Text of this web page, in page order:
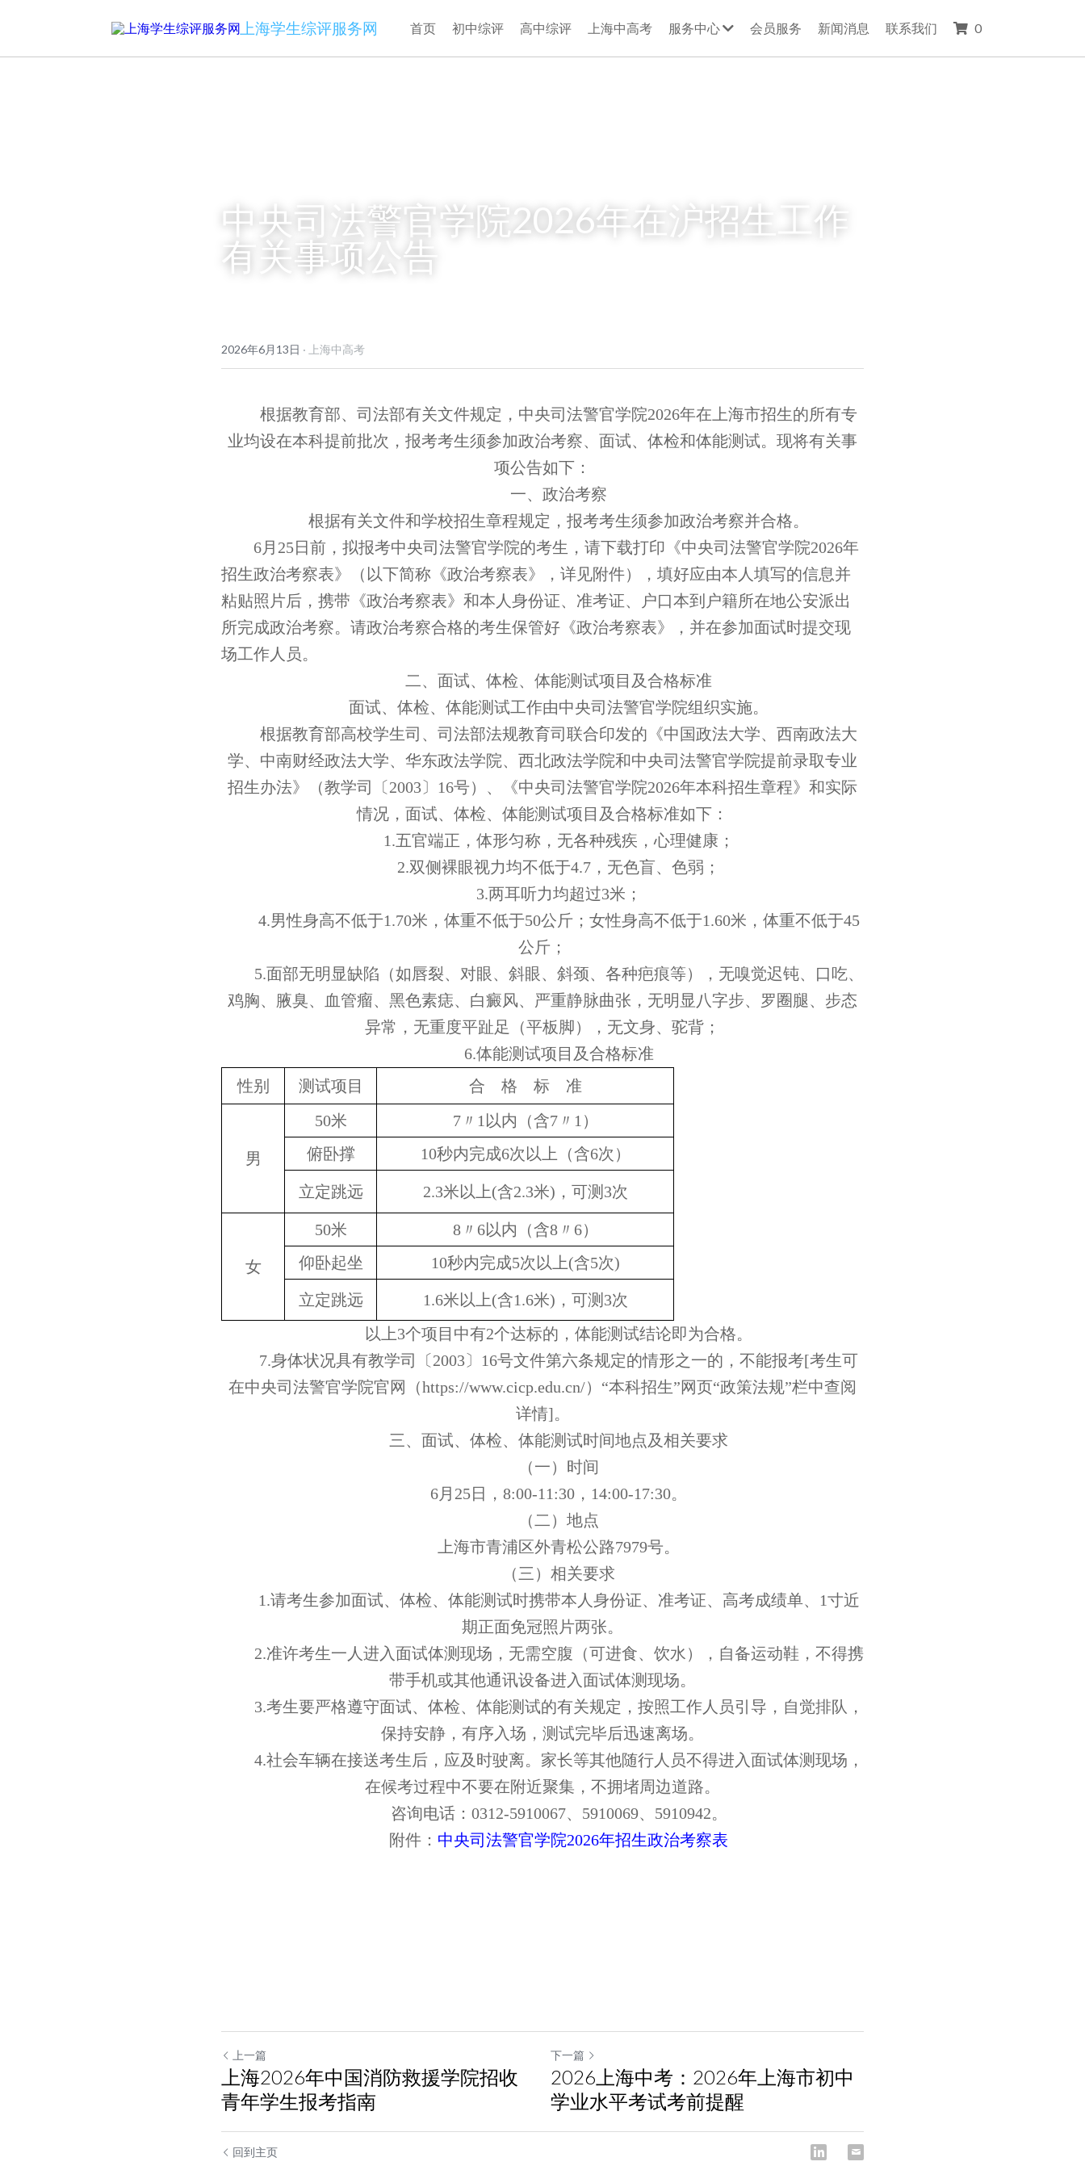
上海学生综评服务网 首页 初中综评 高中综评 上海中高考 服务中心 会员服务 新闻消息 联系我们 0
中央司法警官学院2026年在沪招生工作
有关事项公告
2026年6月13日 · 上海中高考
根据教育部、司法部有关文件规定，中央司法警官学院2026年在上海市招生的所有专
业均设在本科提前批次，报考考生须参加政治考察、面试、体检和体能测试。现将有关事
项公告如下：
一、政治考察
根据有关文件和学校招生章程规定，报考考生须参加政治考察并合格。
6月25日前 ，拟报考中央司法警官学院的考生，请下载打印《中央司法警官学院2026年
招生政治考察表》（以下简称《政治考察表》，详见附件），填好应由本人填写的信息并
粘贴照片后，携带《政治考察表》和本人身份证、准考证、户口本到户籍所在地公安派出
所完成政治考察。请政治考察合格的考生保管好《政治考察表》，并在参加面试时提交现
场工作人员。
二、 面试、体检、体能测试项目及合格标准
面试、体检、体能测试工作由中央司法警官学院组织实施。
根据教育部高校学生司、司法部法规教育司联合印发的《中国政法大学、西南政法大
学、中南财经政法大学、华东政法学院、西北政法学院和中央司法警官学院提前录取专业
招生办法》（教学司
〔 2003〕 16号）、《中央司法警官学院2026年本科招生章程》和实际
情况，面试、体检、体能测试项目及合格标准如下：
1.五官端正，体形匀称，无各种残疾，心理健康；
2.双侧裸眼视力均不低于4.7，无色盲、色弱；
3.两耳听力均超过3米；
4.男性身高不低于1.70米，体重不低于50公斤；女性身高不低于1.60米，体重不低于45
公斤；
5.面部无明显缺陷（如唇裂、对眼、斜眼、斜颈、各种疤痕等），无嗅觉迟钝、口吃、
鸡胸、腋臭、血管瘤、黑色素痣、白癜风、严重静脉曲张，无明显八字步、罗圈腿、步态
异常，无重度平趾足（平板脚），无文身、驼背；
6.体能测试项目及合格标准
性别
测试项目 合 格 标 准
男
50米
7〃1以内（含7〃1）
俯卧撑
10秒内完成6次以上（含6次）
立定跳远 2.3米以上(含2.3米)，可测3次
女
50米
8〃6以内（含8〃6）
仰卧起坐
10秒内完成5次以上(含5次)
立定跳远
1.6米以上(含1.6米)，可测3次
以上3个项目中有2个达标的，体能测试结论即为合格。
7.身体状况具有教学司
〔 2003〕 16号文件第六条规定的情形之一的，不能报考[考生可
在中央司法警官学院官网（https://www.cicp.edu.cn/） “本科招生”网页“政策法规”栏中查阅
详情]。
三、面试、体检、体能测试时间地点及相关要求
（一）时间
6月25日，8:00-11:30，14:00-17:30。
（二）地点
上海市青浦区外青松公路7979号。
（三）相关要求
1.请考生参加面试、体检、体能测试时携带本人身份证、准考证、高考成绩单、
1寸近
期正面免冠照片两张。
2.准许考生一人进入面试体测现场，无需空腹（可进食、饮水），自备运动鞋，不得携
带手机或其他通讯设备进入面试体测现场。
3.考生要严格遵守面试、体检、体能测试的有关规定，按照工作人员引导，自觉排队，
保持安静，有序入场，测试完毕后迅速离场。
4.社会车辆在接送考生后，应及时驶离。家长等其他随行人员不得进入面试体测现场，
在候考过程中不要在附近聚集，不拥堵周边道路。
咨询电话： 0312-5910067、5910069、5910942。
附件： 中央司法警官学院2026年招生政治考察表
上一篇
上海2026年中国消防救援学院招收
青年学生报考指南
下一篇
2026上海中考：2026年上海市初中
学业水平考试考前提醒
回到主页